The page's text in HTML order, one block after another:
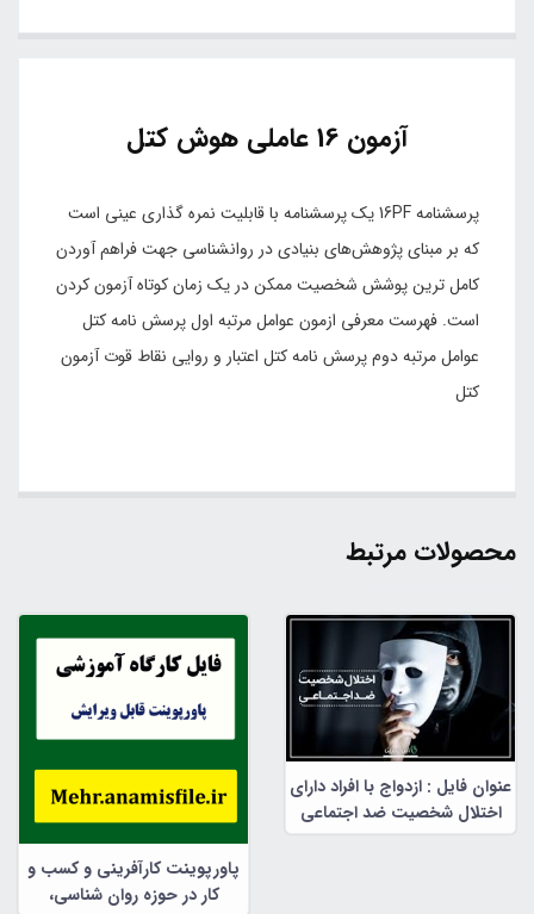
آزمون 16 عاملی هوش کتل
پرسشنامه 16PF یک پرسشنامه با قابلیت نمره گذاری عینی است
که بر مبنای پژوهش‌های بنیادی در روانشناسی جهت فراهم آوردن
کامل ‌ترین پوشش شخصیت ممکن در یک زمان کوتاه آزمون کردن
است. فهرست معرفی ازمون عوامل مرتبه اول پرسش نامه کتل
عوامل مرتبه دوم پرسش نامه کتل اعتبار و روایی نقاط قوت آزمون
کتل
محصولات مرتبط
عنوان فایل : ازدواج با افراد دارای
اختلال شخصیت ضد اجتماعی
پاورپوینت کارآفرینی و کسب و
کار در حوزه روان شناسی،